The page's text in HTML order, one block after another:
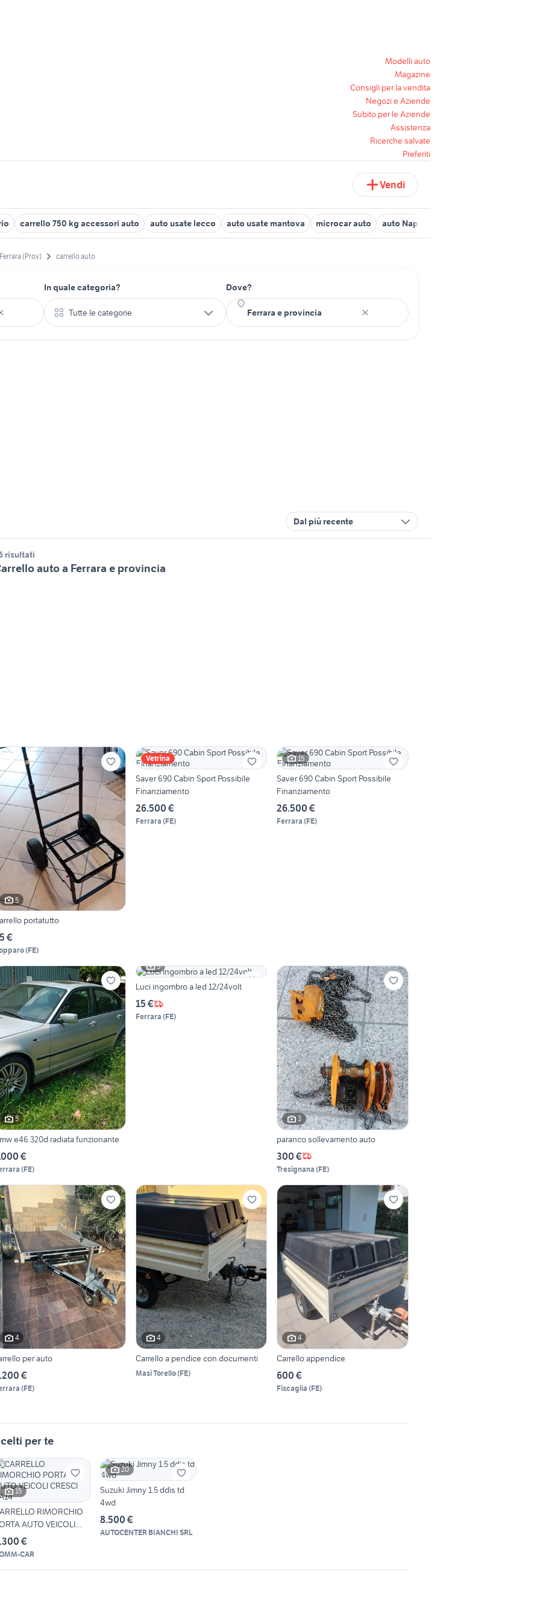
Modelli auto
Magazine
Consigli per la vendita
Negozi e Aziende
Subito per le Aziende
Assistenza
Ricerche salvate
Preferiti
Vendi
carrello 750 kg accessori auto auto usate lecco auto usate mantova microcar auto auto Napoli provincia
Ferrara (Prov) carrello auto
In quale categoria?
Tutte le categorie
Dove?
Dal più recente
risultati
auto a Ferrara e provincia
5
portatutto
€
(FE)
Vetrina
Saver 690 Cabin Sport Possibile
Finanziamento
26.500 €
Ferrara (FE)
15
Saver 690 Cabin Sport Possibile
Finanziamento
26.500 €
Ferrara (FE)
5
e46 320d radiata funzionante
€
(FE)
5
Luci ingombro a led 12/24volt
15 €
Ferrara (FE)
3
paranco sollevamento auto
300 €
Tresignana (FE)
4
per auto
€
(FE)
4
Carrello a pendice con documenti
Masi Torello(FE)
4
Carrello appendice
600 €
Fiscaglia (FE)
per te
15
RIMORCHIO
AUTO VEICOLI
PA14
€
CAR
20
Suzuki Jimny 1.5 ddis td
4wd
8.500 €
AUTOCENTER BIANCHI SRL